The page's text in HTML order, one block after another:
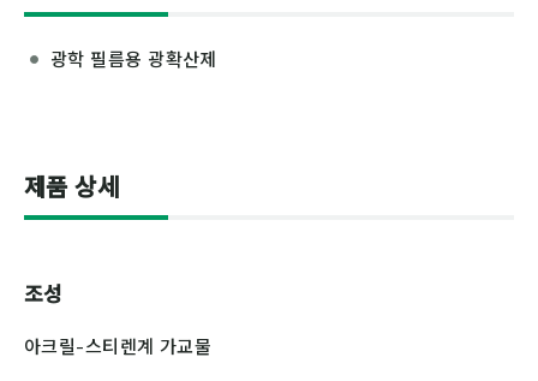
광학 필름용 광확산제
제품 상세
조성
아크릴-스티렌계 가교물